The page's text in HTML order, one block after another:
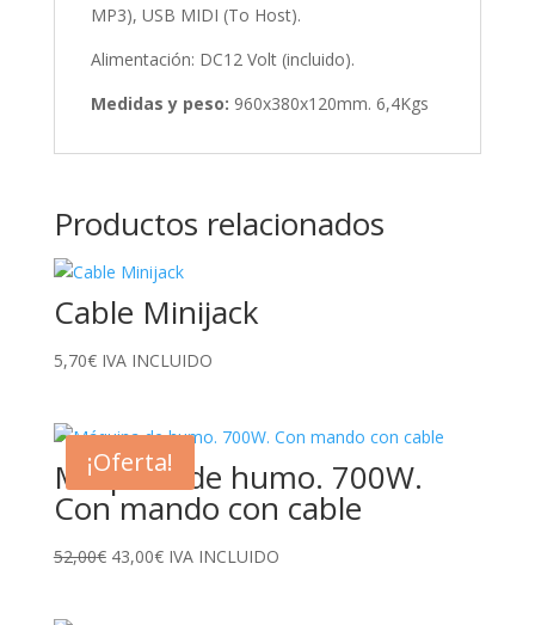
MP3), USB MIDI (To Host).
Alimentación: DC12 Volt (incluido).
Medidas y peso: 960x380x120mm. 6,4Kgs
Productos relacionados
Cable Minijack
5,70€ IVA INCLUIDO
¡Oferta!
Máquina de humo. 700W.
Con mando con cable
52,00€ El
43,00€ElIVA INCLUIDO